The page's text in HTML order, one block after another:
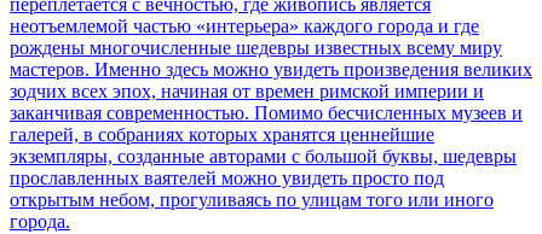
переплетается с вечностью, где живопись является
неотъемлемой частью «интерьера» каждого города и где
рождены многочисленные шедевры известных всему миру
мастеров. Именно здесь можно увидеть произведения великих
зодчих всех эпох, начиная от времен римской империи и
заканчивая современностью. Помимо бесчисленных музеев и
галерей, в собраниях которых хранятся ценнейшие
экземпляры, созданные авторами с большой буквы, шедевры
прославленных ваятелей можно увидеть просто под
открытым небом, прогуливаясь по улицам того или иного
города.